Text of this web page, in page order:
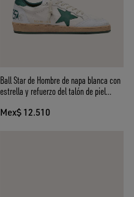
Ball Star de Hombre de napa blanca con
estrella y refuerzo del talón de piel
Mex$ 12.510